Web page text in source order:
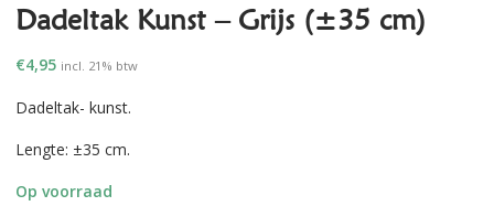
Dadeltak Kunst – Grijs (±35 cm)
€4,95 incl. 21% btw
Dadeltak- kunst.
Lengte: ±35 cm.
Op voorraad